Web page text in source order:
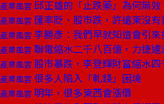
產業風雲 邱正雄的「止跌藥」為何無效
產業風雲 匯率貶、股市跌，許遠東沒有
產業風雲 李勝彥：我們早就知道會引來
產業風雲 聯電縮水二千八百億，力捷
產業風雲 股市暴跌，李登輝財富縮水四
產業風雲 很多人陷入「軋錢」困境
產業風雲 明年，很多東西會漲價